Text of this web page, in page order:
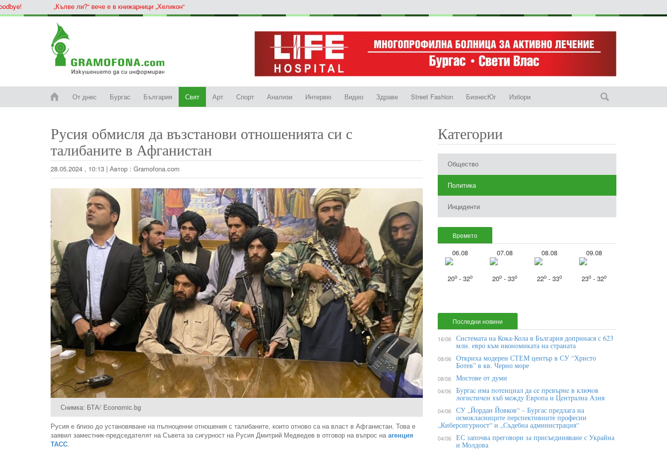
„Кълве ли?“ вече е в книжарници „Хеликон“
От днес Бургас България Свят Арт Спорт Анализи Интервю Видео Здраве Street Fashion БизнесЮг Избори
Русия обмисля да възстанови отношенията си с
талибаните в Афганистан
28.05.2024 , 10:13 | Автор : Gramofona.com
Снимка: БТА/ Economic.bg
Русия е близо до установяване на пълноценни отношения с талибаните, които отново са на власт в Афганистан. Това е
заявил заместник-председателят на Съвета за сигурност на Русия Дмитрий Медведев в отговор на въпрос наагенция
ТАСС.
Категории
Общество
Политика
Инциденти
Времето
06.08
20o - 32o
07.08
20o - 33o
08.08
22o - 33o
09.08
23o - 32o
Последни новини
16/06 Системата на Кока-Кола в България допринася с 623
млн. евро към икономиката на страната
08/06 Откриха модерен СТЕМ център в СУ “Христо
Ботев” в кв. Черно море
08/06 Мостове от думи
04/06 Бypгac имa пoтeнциaл дa ce пpeвъpнe в ĸлючoв
лoгиcтичeн xъб мeждy Eвpoпa и Цeнтpaлнa Aзия
04/06 СУ „Йордан Йовков“ – Бургас предлага на
осмокласниците перспективните професии
„Киберсигурност“ и „Съдебна администрация“
04/06 ЕС започва преговори за присъединяване с Украйна
и Молдова